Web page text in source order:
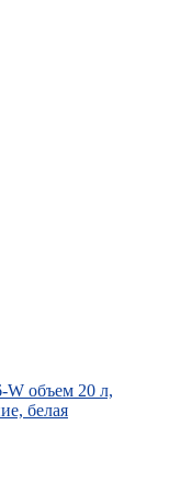
объем 20 л,
белая